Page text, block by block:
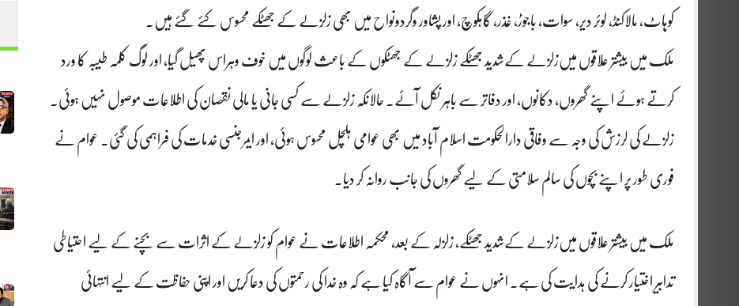
کوہاٹ، مالاکنڈ، لوئر دیر، سوات، باجوڑ، غذر، گاہکوچ، اور پشاور وگردونواح میں بھی زلزلے کے جھٹکے محسوس کئے گئے ہیں۔
ملک میں بیشتر علاقوں میں‌زلزلے کےشدید جھٹکے زلزلے کے جھٹکوں کے باعث لوگوں میں خوف وہراس پھیل گیا، اور لوگ کلمہ طیبہ کا ورد
کرتے ہوئے اپنے گھروں، دکانوں، اور دفاتر سے باہر نکل آئے۔ حالانکہ زلزلے سے کسی جانی یا مالی نقصان کی اطلاعات موصول نہیں ہوئی۔
زلزلے کی لرزش کی وجہ سے وفاقی دارالحکومت اسلام آباد میں بھی عوامی ہلچل محسوس ہوئی، اور ایمرجنسی خدمات کی فراہمی کی گئی۔ عوام نے
فوری طور پر اپنے بچوں کی سالم سلامتی کے لیے گھروں کی جانب روانہ کر دیا۔
ملک میں بیشتر علاقوں میں‌زلزلے کےشدید جھٹکے، زلزلہ کے بعد، محکمہ اطلاعات نے عوام کو زلزلے کے اثرات سے بچنے کے لیے احتیاطی
تدابیر اختیار کرنے کی ہدایت کی ہے۔ انہوں نے عوام سے آگاہ کیا ہے کہ وہ خدا کی رحمتوں کی دعا کریں اور اپنی حفاظت کے لیے انتہائی